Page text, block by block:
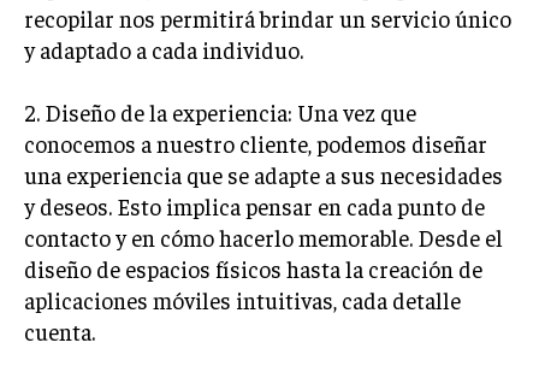
HABILIDADES DIRECTIVAS
EMPRENDIMIENTO
PLANIFICACIÓN EMPRESARIAL
FINANZAS
FINANZAS Y CONTABILIDAD
GESTIÓN DE RECURSOS FINANCIEROS
INVERSIONES Y MERCADOS FINANCIEROS
CONTABILIDAD EMPRESARIAL
recopilar nos permitirá brindar un servicio único
y adaptado a cada individuo.
2. Diseño de la experiencia: Una vez que
conocemos a nuestro cliente, podemos diseñar
una experiencia que se adapte a sus necesidades
y deseos. Esto implica pensar en cada punto de
contacto y en cómo hacerlo memorable. Desde el
diseño de espacios físicos hasta la creación de
aplicaciones móviles intuitivas, cada detalle
cuenta.